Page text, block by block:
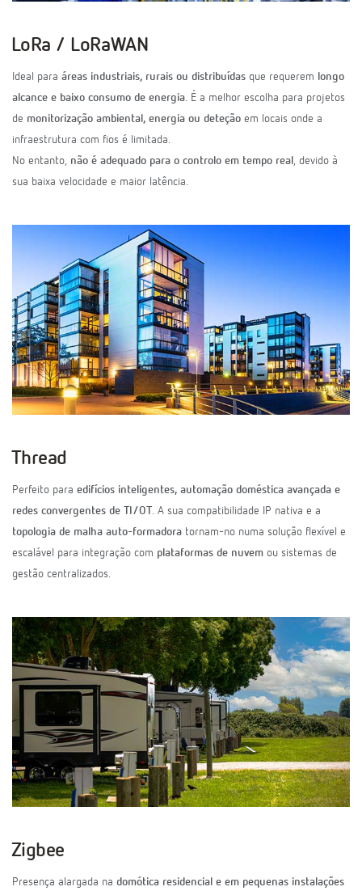
LoRa / LoRaWAN
Ideal para áreas industriais, rurais ou distribuídas que requerem longo
alcance e baixo consumo de energia . É a melhor escolha para projetos
de monitorização ambiental, energia ou deteção em locais onde a
infraestrutura com fios é limitada.
No entanto, não é adequado para o controlo em tempo real , devido à
sua baixa velocidade e maior latência.
Thread
Perfeito para edifícios inteligentes, automação doméstica avançada e
redes convergentes de TI/OT . A sua compatibilidade IP nativa e a
topologia de malha auto-formadora tornam-no numa solução flexível e
escalável para integração com plataformas de nuvem ou sistemas de
gestão centralizados.
Zigbee
Presença alargada na domótica residencial e em pequenas instalações